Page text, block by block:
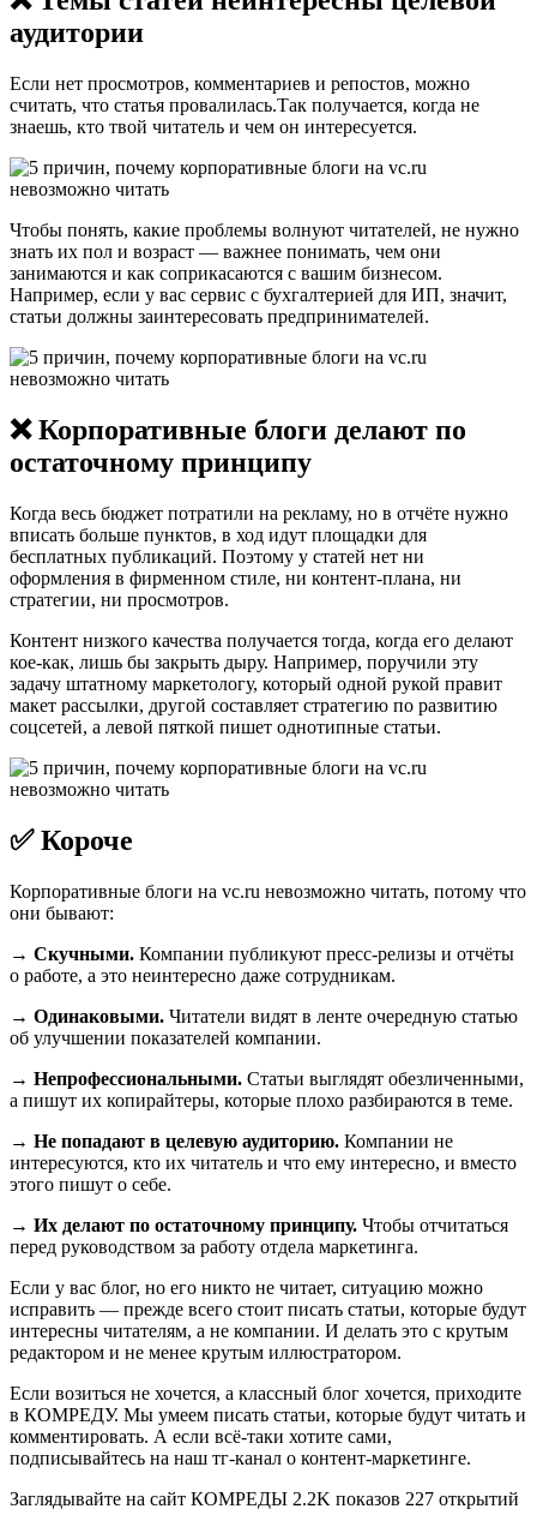
аудитории
Если нет просмотров, комментариев и репостов, можно
считать, что статья провалилась.Так получается, когда не
знаешь, кто твой читатель и чем он интересуется.
Чтобы понять, какие проблемы волнуют читателей, не нужно
знать их пол и возраст — важнее понимать, чем они
занимаются и как соприкасаются с вашим бизнесом.
Например, если у вас сервис с бухгалтерией для ИП, значит,
статьи должны заинтересовать предпринимателей.
❌ Корпоративные блоги делают по
остаточному принципу
Когда весь бюджет потратили на рекламу, но в отчёте нужно
вписать больше пунктов, в ход идут площадки для
бесплатных публикаций. Поэтому у статей нет ни
оформления в фирменном стиле, ни контент-плана, ни
стратегии, ни просмотров.
Контент низкого качества получается тогда, когда его делают
кое-как, лишь бы закрыть дыру. Например, поручили эту
задачу штатному маркетологу, который одной рукой правит
макет рассылки, другой составляет стратегию по развитию
соцсетей, а левой пяткой пишет однотипные статьи.
✅ Короче
Корпоративные блоги на vc.ru невозможно читать, потому что
они бывают:
→ Скучными. Компании публикуют пресс-релизы и отчёты
о работе, а это неинтересно даже сотрудникам.
→ Одинаковыми. Читатели видят в ленте очередную статью
об улучшении показателей компании.
→ Непрофессиональными. Статьи выглядят обезличенными,
а пишут их копирайтеры, которые плохо разбираются в теме.
→ Не попадают в целевую аудиторию. Компании не
интересуются, кто их читатель и что ему интересно, и вместо
этого пишут о себе.
→ Их делают по остаточному принципу. Чтобы отчитаться
перед руководством за работу отдела маркетинга.
Если у вас блог, но его никто не читает, ситуацию можно
исправить — прежде всего стоит писать статьи, которые будут
интересны читателям, а не компании. И делать это с крутым
редактором и не менее крутым иллюстратором.
Если возиться не хочется, а классный блог хочется, приходите
в КОМРЕДУ. Мы умеем писать статьи, которые будут читать и
комментировать. А если всё-таки хотите сами,
подписывайтесь на наш тг-канал о контент-маркетинге.
Заглядывайте на сайт КОМРЕДЫ 2.2K показов 227 открытий